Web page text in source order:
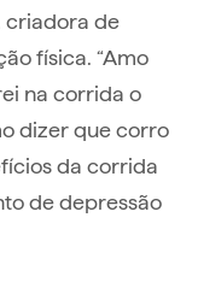
criadora de
física. “Amo
na corrida o
dizer que corro
da corrida
de depressão